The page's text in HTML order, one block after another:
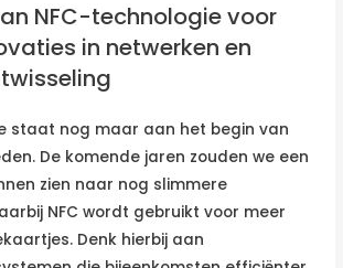
NFC-technologie voor
in netwerken en
staat nog maar aan het begin van
De komende jaren zouden we een
zien naar nog slimmere
NFC wordt gebruikt voor meer
Denk hierbij aan